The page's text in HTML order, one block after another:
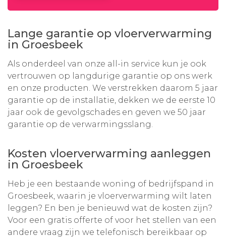
Lange garantie op vloerverwarming
in Groesbeek
Als onderdeel van onze all-in service kun je ook
vertrouwen op langdurige garantie op ons werk
en onze producten. We verstrekken daarom 5 jaar
garantie op de installatie, dekken we de eerste 10
jaar ook de gevolgschades en geven we 50 jaar
garantie op de verwarmingsslang.
Kosten vloerverwarming aanleggen
in Groesbeek
Heb je een bestaande woning of bedrijfspand in
Groesbeek, waarin je vloerverwarming wilt laten
leggen? En ben je benieuwd wat de kosten zijn?
Voor een gratis offerte of voor het stellen van een
andere vraag zijn we telefonisch bereikbaar op